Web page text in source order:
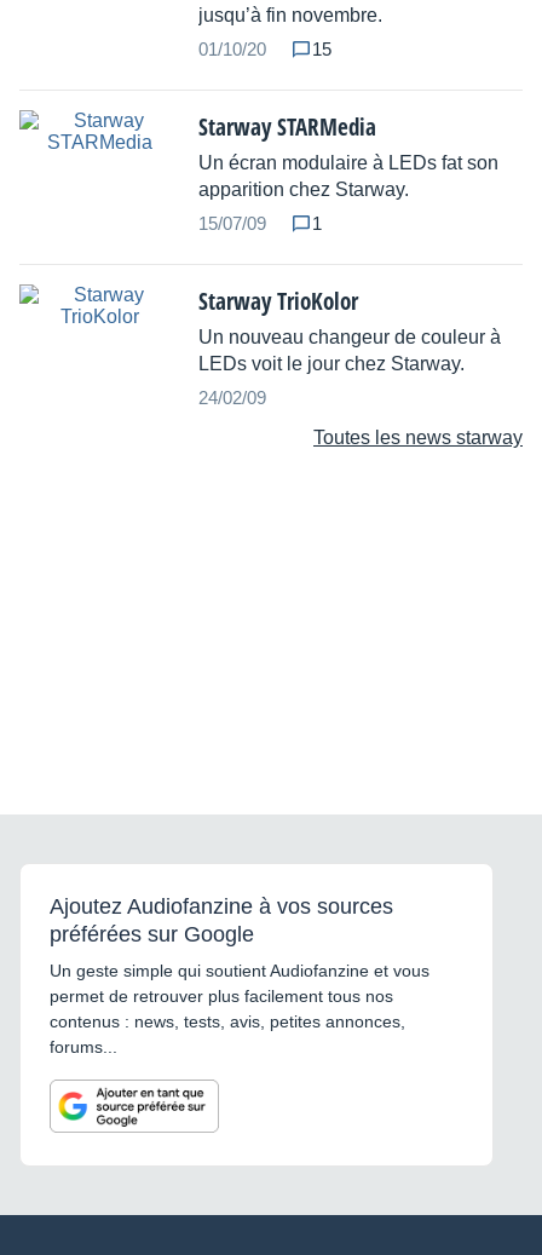
jusqu’à fin novembre.
01/10/20
15
Starway STARMedia
Un écran modulaire à LEDs fat son
apparition chez Starway.
15/07/09
1
Starway TrioKolor
Un nouveau changeur de couleur à
LEDs voit le jour chez Starway.
24/02/09
Toutes les news starway
Ajoutez Audiofanzine à vos sources
préférées sur Google
Un geste simple qui soutient Audiofanzine et vous
permet de retrouver plus facilement tous nos
contenus : news, tests, avis, petites annonces,
forums...